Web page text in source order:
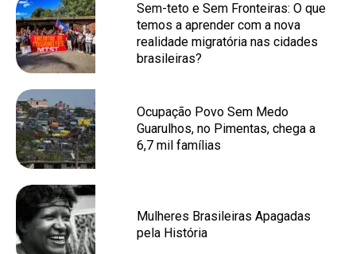
Sem-teto e Sem Fronteiras: O que
temos a aprender com a nova
realidade migratória nas cidades
brasileiras?
Ocupação Povo Sem Medo
Guarulhos, no Pimentas, chega a
6,7 mil famílias
Mulheres Brasileiras Apagadas
pela História